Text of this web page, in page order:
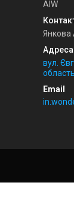
AIW
Янкова
вул.